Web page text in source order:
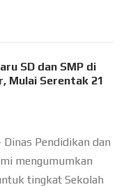
SD dan SMP di
Mulai Serentak 21
Pendidikan dan
mengumumkan
tingkat Sekolah